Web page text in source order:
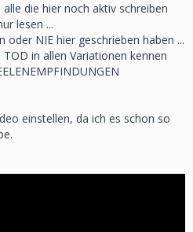
die hier noch aktiv schreiben
lesen ...
oder NIE hier geschrieben haben ...
TOD in allen Variationen kennen
einstellen, da ich es schon so